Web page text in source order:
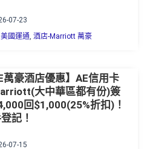
07-23
國運通 酒店-Marriott 萬豪
萬豪酒店優惠】AE信用卡
大中華區都有份)簽
回$1,000(25%折扣)！
記！
07-15